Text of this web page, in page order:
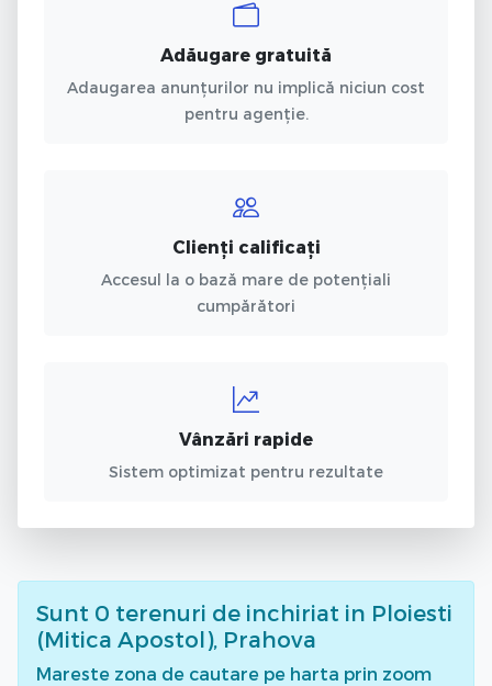
Adăugare gratuită
Adaugarea anunțurilor nu implică niciun cost
pentru agenție.
Clienți calificați
Accesul la o bază mare de potențiali
cumpărători
Vânzări rapide
Sistem optimizat pentru rezultate
Sunt 0 terenuri de inchiriat in Ploiesti
(Mitica Apostol), Prahova
Mareste zona de cautare pe harta prin zoom